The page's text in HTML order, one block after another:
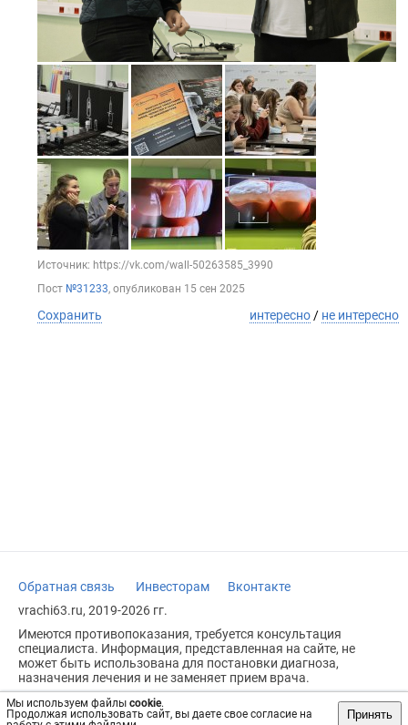
Мы используем файлы cookie.
Продолжая использовать сайт, вы даете свое согласие на
Принять
Источник: https://vk.com/wall-50263585_3990
Пост №31233, опубликован 15 сен 2025
Сохранить интересно / не интересно
Обратная связь Инвесторам
Вконтакте
vrachi63.ru, 2019-2026 гг.
Имеются противопоказания, требуется консультация
специалиста. Информация, представленная на сайте, не
может быть использована для постановки диагноза,
назначения лечения и не заменяет прием врача.
Возрастное ограничение: 18+